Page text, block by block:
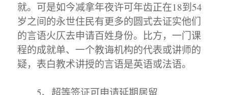
就。可是如今减拿年夜许可年齿正在18到54
岁之间的永世住民有更多的圆式去证实他们
的言语火仄去申请百姓身份。比方，一门课
程的成就单、一个教诲机构的代表或讲师的
疑，表白教术讲授的言语是英语或法语。
5、超等签证可申请延期居留